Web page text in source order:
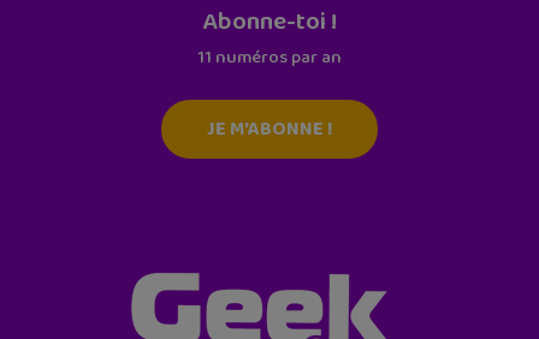
Abonne-toi !
11 numéros par an
JE M'ABONNE !